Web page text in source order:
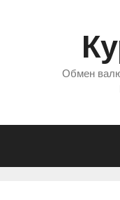
Обмен